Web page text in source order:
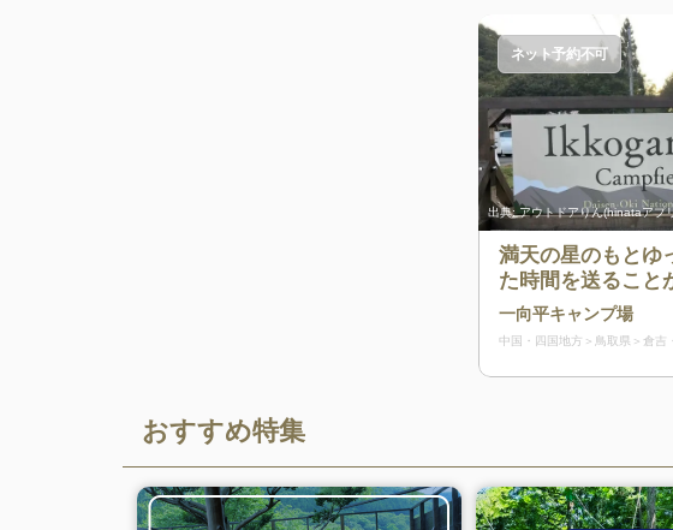
出典:アウトドアりん(hinataアプ
ネット予約不可
満天の星のもとゆ
た時間を送ること
ャンプ場
一向平キャンプ場
中国・四国地方 鳥取県 倉吉
おすすめ特集